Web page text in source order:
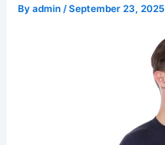
Byadmin/September 23, 2025